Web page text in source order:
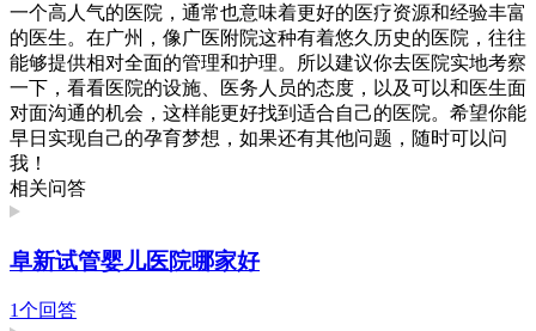
一个高人气的医院，通常也意味着更好的医疗资源和经验丰富
的医生。在广州，像广医附院这种有着悠久历史的医院，往往
能够提供相对全面的管理和护理。所以建议你去医院实地考察
一下，看看医院的设施、医务人员的态度，以及可以和医生面
对面沟通的机会，这样能更好找到适合自己的医院。希望你能
早日实现自己的孕育梦想，如果还有其他问题，随时可以问
我！
相关问答
阜新试管婴儿医院哪家好
1个回答